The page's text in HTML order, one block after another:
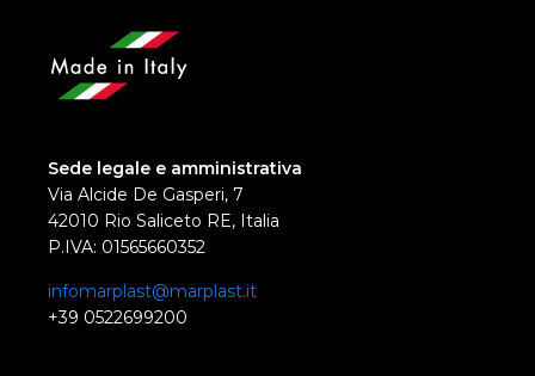
Sede legale e amministrativa
Via Alcide De Gasperi, 7
42010 Rio Saliceto RE, Italia
P.IVA: 01565660352
infomarplast@marplast.it
+39 0522699200